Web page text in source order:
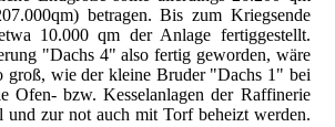
betragen. Bis zum Kriegsende
10.000 qm der Anlage fertiggestellt.
"Dachs 4" also fertig geworden, wäre
groß, wie der kleine Bruder "Dachs 1" bei
Ofen- bzw. Kesselanlagen der Raffinerie
zur not auch mit Torf beheizt werden.